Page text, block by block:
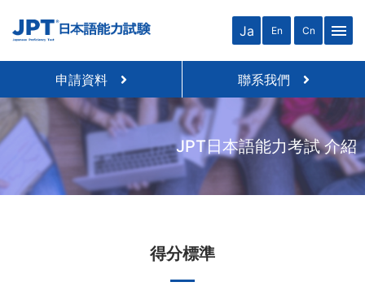
Ja En Cn menu
申請資料 聯系我們
JPT日本語能力考試 介紹
得分標準